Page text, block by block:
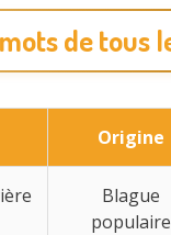
de tous
Origine
Blague
populaire